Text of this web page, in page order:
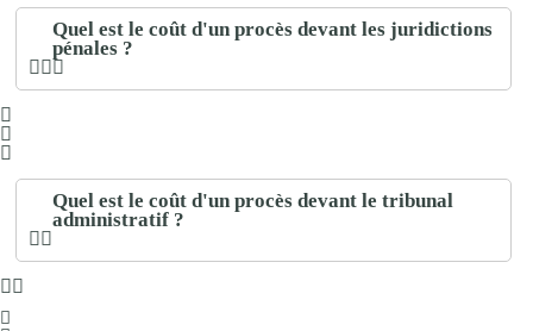
Quel est le coût d'un procès devant les juridictions
pénales ?
Quel est le coût d'un procès devant le tribunal
administratif ?